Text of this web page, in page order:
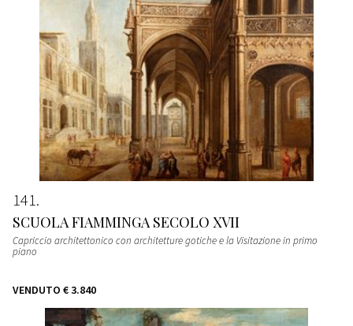
141
SCUOLA FIAMMINGA SECOLO XVII
Capriccio architettonico con architetture gotiche e la Visitazione in primo
piano
VENDUTO € 3.840